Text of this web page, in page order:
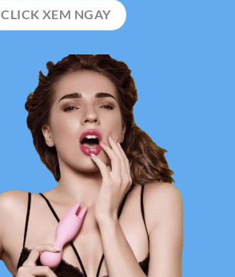
CLICK XEM NGAY